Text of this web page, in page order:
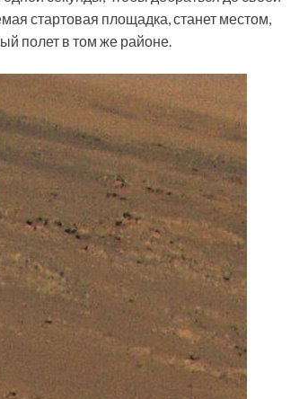
стартовая площадка, станет местом,
полет в том же районе.